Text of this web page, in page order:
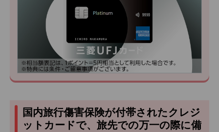
国内旅行傷害保険が付帯されたクレジ
ットカードで、旅先での万一の際に備